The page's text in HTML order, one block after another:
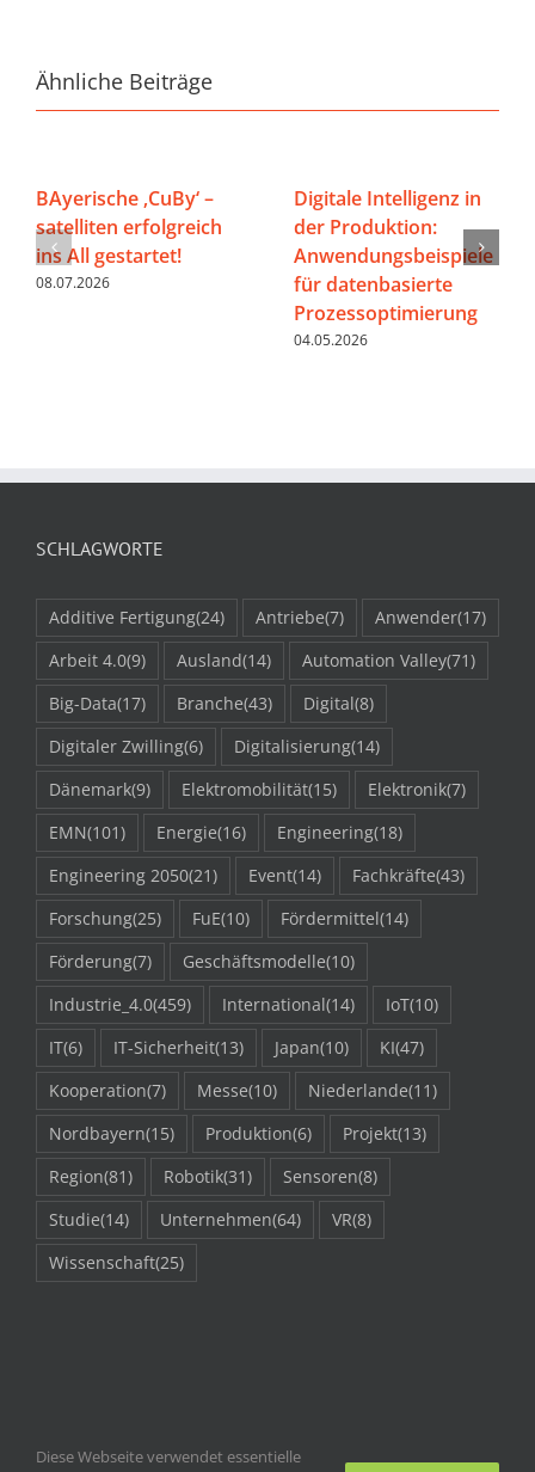
Ähnliche Beiträge
BAyerische ‚CuBy‘ –
satelliten erfolgreich
ins All gestartet!
08.07.2026
Digitale Intelligenz in
der Produktion:
Anwendungsbeispiele
für datenbasierte
Prozessoptimierung
04.05.2026
SCHLAGWORTE
Additive Fertigung(24) Antriebe(7) Anwender(17)
Arbeit 4.0(9) Ausland(14) Automation Valley(71)
Big-Data(17) Branche(43) Digital(8)
Digitaler Zwilling(6) Digitalisierung(14)
Dänemark(9) Elektromobilität(15) Elektronik(7)
EMN(101) Energie(16) Engineering(18)
Engineering 2050(21) Event(14) Fachkräfte(43)
Forschung(25) FuE(10) Fördermittel(14)
Förderung(7) Geschäftsmodelle(10)
Industrie_4.0(459) International(14) IoT(10)
IT(6) IT-Sicherheit(13) Japan(10) KI(47)
Kooperation(7) Messe(10) Niederlande(11)
Nordbayern(15) Produktion(6) Projekt(13)
Region(81) Robotik(31) Sensoren(8)
Studie(14) Unternehmen(64) VR(8)
Wissenschaft(25)
Diese Webseite verwendet essentielle